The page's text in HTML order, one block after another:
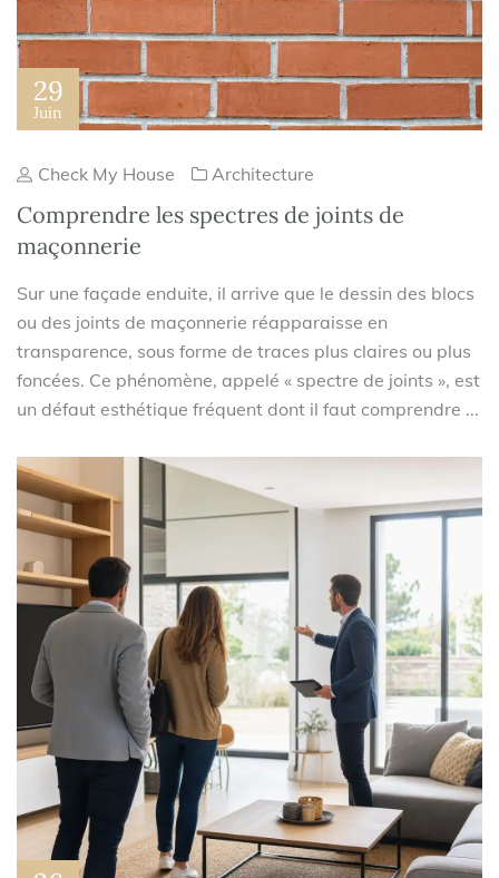
29
Juin
Check My House Architecture
Comprendre les spectres de joints de
maçonnerie
Sur une façade enduite, il arrive que le dessin des blocs
ou des joints de maçonnerie réapparaisse en
transparence, sous forme de traces plus claires ou plus
foncées. Ce phénomène, appelé « spectre de joints », est
un défaut esthétique fréquent dont il faut comprendre ...